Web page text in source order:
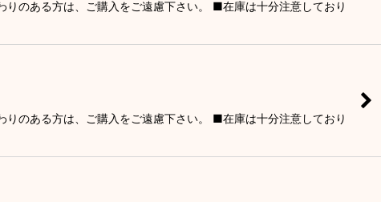
のある方は、ご購入をご遠慮下さい。 ■在庫は十分注意しており
のある方は、ご購入をご遠慮下さい。 ■在庫は十分注意しており